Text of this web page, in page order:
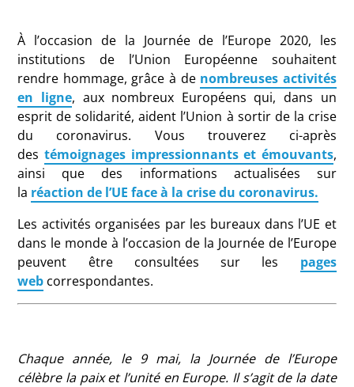
À l’occasion de la Journée de l’Europe 2020, les
institutions de l’Union Européenne souhaitent
rendre hommage, grâce à de nombreuses activités
en ligne, aux nombreux Européens qui, dans un
esprit de solidarité, aident l’Union à sortir de la crise
du coronavirus. Vous trouverez ci-après
des témoignages impressionnants et émouvants,
ainsi que des informations actualisées sur
la réaction de l’UE face à la crise du coronavirus.
Les activités organisées par les bureaux dans l’UE et
dans le monde à l’occasion de la Journée de l’Europe
peuvent être consultées sur les
pages
web correspondantes.
Chaque année, le 9 mai, la Journée de l’Europe
célèbre la paix et l’unité en Europe. Il s’agit de la date